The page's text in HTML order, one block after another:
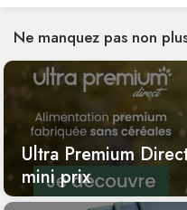
Ne manquez pas non
Ultra Premium
mini prix